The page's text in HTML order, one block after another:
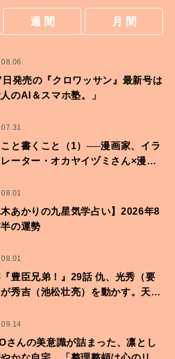
週 間 月 間
発売の『クロワッサン』最新号は
人のAI＆スマホ塾。」
と書くこと（1）──漫画家、イラ
ーター・オカヤイヅミさん×漫画
木あかりの九星気学占い】2026年8
の運勢
豊臣兄弟！』29話 仇、光秀（要
秀吉（池松壮亮）を動かす。天下
さんの美意識が詰まった、凛とし